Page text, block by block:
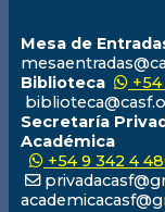
Mesa de
Biblioteca
Secretaría
Académica
+54 9 342 4